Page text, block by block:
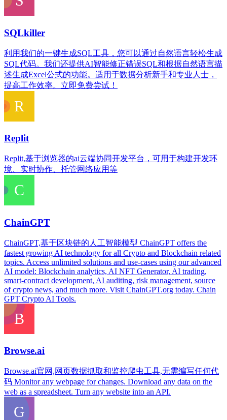
SQLkiller
利用我们的一键生成SQL工具，您可以通过自然语言轻松生成
SQL代码。我们还提供AI智能修正错误SQL和根据自然语言描
述生成Excel公式的功能。适用于数据分析新手和专业人士，
提高工作效率。立即免费尝试！
Replit
Replit,基于浏览器的ai云端协同开发平台，可用于构建开发环
境、实时协作、托管网络应用等
ChainGPT
ChainGPT,基于区块链的人工智能模型 ChainGPT offers the
fastest growing AI technology for all Crypto and Blockchain related
topics. Access unlimited solutions and use-cases using our advanced
AI model: Blockchain analytics, AI NFT Generator, AI trading,
smart-contract development, AI auditing, risk management, source
of crypto news, and much more. Visit ChainGPT.org today. Chain
GPT Crypto AI Tools.
Browse.ai
Browse.ai官网,网页数据抓取和监控爬虫工具,无需编写任何代
码 Monitor any webpage for changes. Download any data on the
web as a spreadsheet. Turn any website into an API.